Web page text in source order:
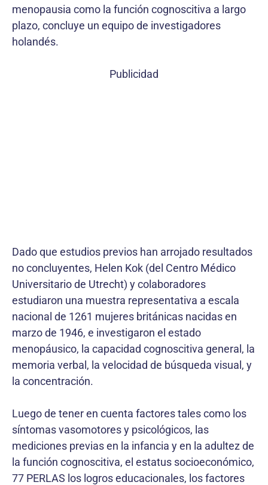
menopausia como la función cognoscitiva a largo
plazo, concluye un equipo de investigadores
holandés.
Publicidad
Dado que estudios previos han arrojado resultados
no concluyentes, Helen Kok (del Centro Médico
Universitario de Utrecht) y colaboradores
estudiaron una muestra representativa a escala
nacional de 1261 mujeres británicas nacidas en
marzo de 1946, e investigaron el estado
menopáusico, la capacidad cognoscitiva general, la
memoria verbal, la velocidad de búsqueda visual, y
la concentración.
Luego de tener en cuenta factores tales como los
síntomas vasomotores y psicológicos, las
mediciones previas en la infancia y en la adultez de
la función cognoscitiva, el estatus socioeconómico,
77 PERLAS los logros educacionales, los factores